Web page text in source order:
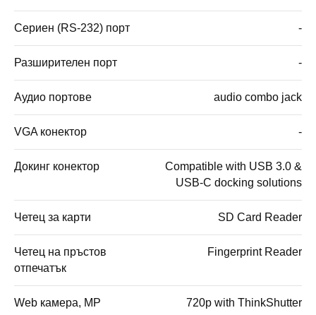
Сериен (RS-232) порт -
Разширителен порт -
Аудио портове audio combo jack
VGA конектор -
Докинг конектор
Compatible with USB 3.0 &
USB-C docking solutions
Четец за карти SD Card Reader
Четец на пръстов
отпечатък
Fingerprint Reader
Web камера, MP 720p with ThinkShutter